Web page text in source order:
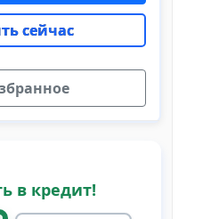
сейчас
в кредит!